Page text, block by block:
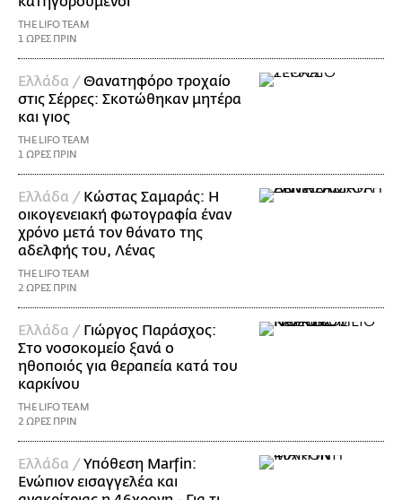
THE LIFO TEAM
1 ΩΡΕΣ ΠΡΙΝ
Ελλάδα /Θανατηφόρο τροχαίο
στις Σέρρες: Σκοτώθηκαν μητέρα
και γιος
THE LIFO TEAM
1 ΩΡΕΣ ΠΡΙΝ
Ελλάδα / Κώστας Σαμαράς: Η
οικογενειακή φωτογραφία έναν
χρόνο μετά τον θάνατο της
αδελφής του, Λένας
THE LIFO TEAM
2 ΩΡΕΣ ΠΡΙΝ
Ελλάδα / Γιώργος Παράσχος:
Στο νοσοκομείο ξανά ο
ηθοποιός για θεραπεία κατά του
καρκίνου
THE LIFO TEAM
2 ΩΡΕΣ ΠΡΙΝ
Ελλάδα /Υπόθεση Marfin:
Ενώπιον εισαγγελέα και